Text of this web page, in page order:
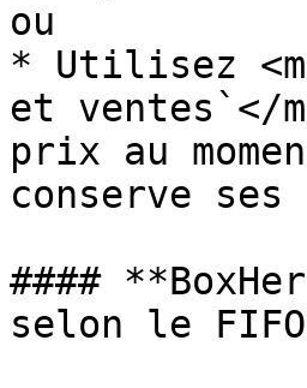
ou
* Utilisez
et ventes`</
prix au
conserve
####
selon le